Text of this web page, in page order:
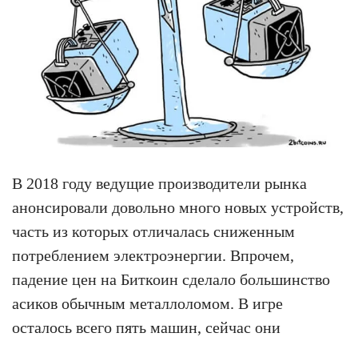
В 2018 году ведущие производители рынка
анонсировали довольно много новых устройств,
часть из которых отличалась сниженным
потреблением электроэнергии. Впрочем,
падение цен на Биткоин сделало большинство
асиков обычным металлоломом. В игре
осталось всего пять машин, сейчас они